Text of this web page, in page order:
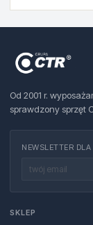
Od 2001 r.
sprawdzony sprzęt
NEWSLETTER
SKLEP